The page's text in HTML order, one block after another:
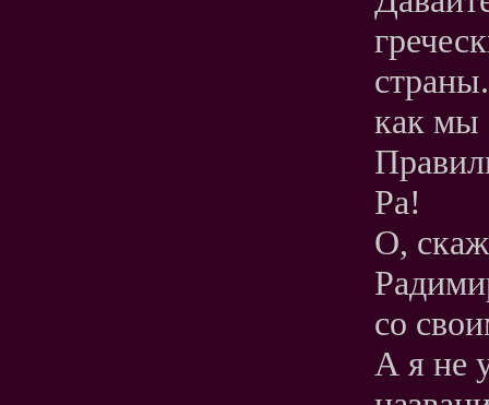
как мы
Ра!
О,
со
А я не